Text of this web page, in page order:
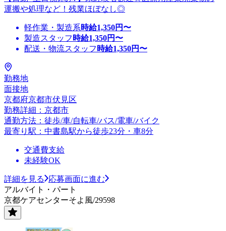
運搬や処理など！残業ほぼなし◎
軽作業・製造系時給1,350円〜
製造スタッフ 時給1,350円〜
配送・物流スタッフ 時給1,350円〜
勤務地
面接地
京都府京都市伏見区
勤務詳細：京都市
通勤方法：徒歩/車/自転車/バス/電車/バイク
最寄り駅：中書島駅から徒歩23分・車8分
交通費支給
未経験OK
詳細を見る
応募画面に進む
アルバイト・パート
京都ケアセンターそよ風/29598